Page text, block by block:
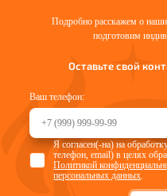
Подробно расскажем о
подготовим
Оставьте свой
Ваш телефон:
Я согласен(-на) на
телефон, email) в целях
Политикой
персональных данных